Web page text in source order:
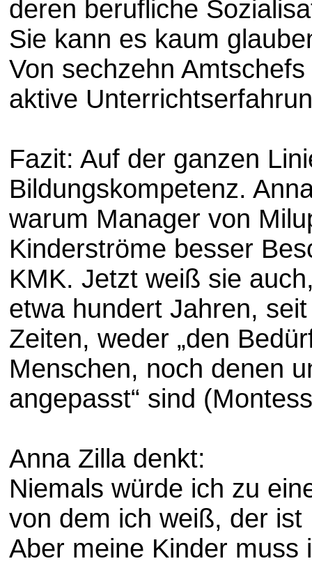
deren berufliche
Sie kann es kaum
Von sechzehn
aktive
Fazit: Auf der ganzen
Bildungskompetenz.
warum Manager von
Kinderströme besser
KMK. Jetzt weiß sie
etwa hundert Jahren,
Zeiten, weder „den
Menschen, noch denen
angepasst“ sind
Anna Zilla denkt:
Niemals würde ich zu
von dem ich weiß, der ist
Aber meine Kinder muss